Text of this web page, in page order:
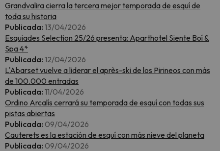
Grandvalira cierra la tercera mejor temporada de esquí de
toda su historia
Publicada: 13/04/2026
Esquiades Selection 25/26 presenta: Aparthotel Siente Boí &
Spa 4*
Publicada: 12/04/2026
L'Abarset vuelve a liderar el après-ski de los Pirineos con más
de 100.000 entradas
Publicada: 11/04/2026
Ordino Arcalís cerrará su temporada de esquí con todas sus
pistas abiertas
Publicada: 09/04/2026
Cauterets es la estación de esquí con más nieve del planeta
Publicada: 09/04/2026